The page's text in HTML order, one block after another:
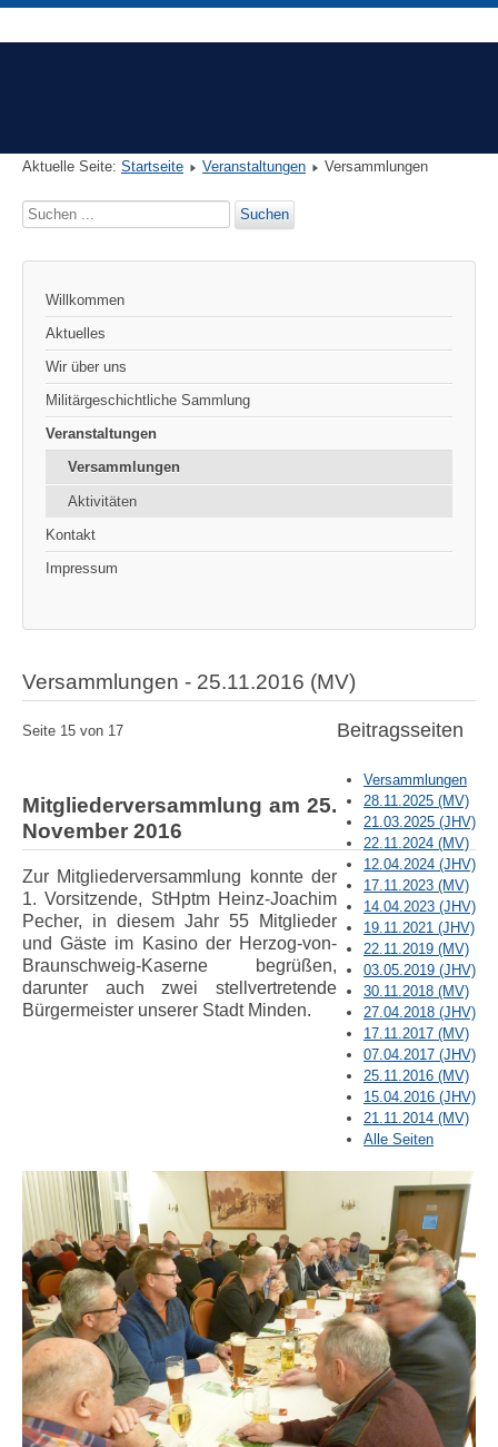
Aktuelle Seite: Startseite Veranstaltungen Versammlungen
Suchen
Suchen
Willkommen
Aktuelles
Wir über uns
Militärgeschichtliche Sammlung
Veranstaltungen
Versammlungen
Aktivitäten
Kontakt
Impressum
Versammlungen - 25.11.2016 (MV)
Beitragsseiten
Versammlungen
28.11.2025 (MV)
21.03.2025 (JHV)
22.11.2024 (MV)
12.04.2024 (JHV)
17.11.2023 (MV)
14.04.2023 (JHV)
19.11.2021 (JHV)
22.11.2019 (MV)
03.05.2019 (JHV)
30.11.2018 (MV)
27.04.2018 (JHV)
17.11.2017 (MV)
07.04.2017 (JHV)
25.11.2016 (MV)
15.04.2016 (JHV)
21.11.2014 (MV)
Alle Seiten
Seite 15 von 17
Mitgliederversammlung am 25.
November 2016
Zur Mitgliederversammlung konnte der
1. Vorsitzende, StHptm Heinz-Joachim
Pecher, in diesem Jahr 55 Mitglieder
und Gäste im Kasino der Herzog-von-
Braunschweig-Kaserne begrüßen,
darunter auch zwei stellvertretende
Bürgermeister unserer Stadt Minden.